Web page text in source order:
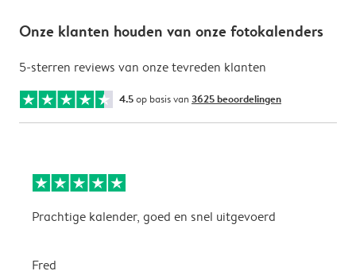
Onze klanten houden van onze fotokalenders
5-sterren reviews van onze tevreden klanten
4.5op basis van 3625 beoordelingen
Prachtige kalender, goed en snel uitgevoerd
Fred